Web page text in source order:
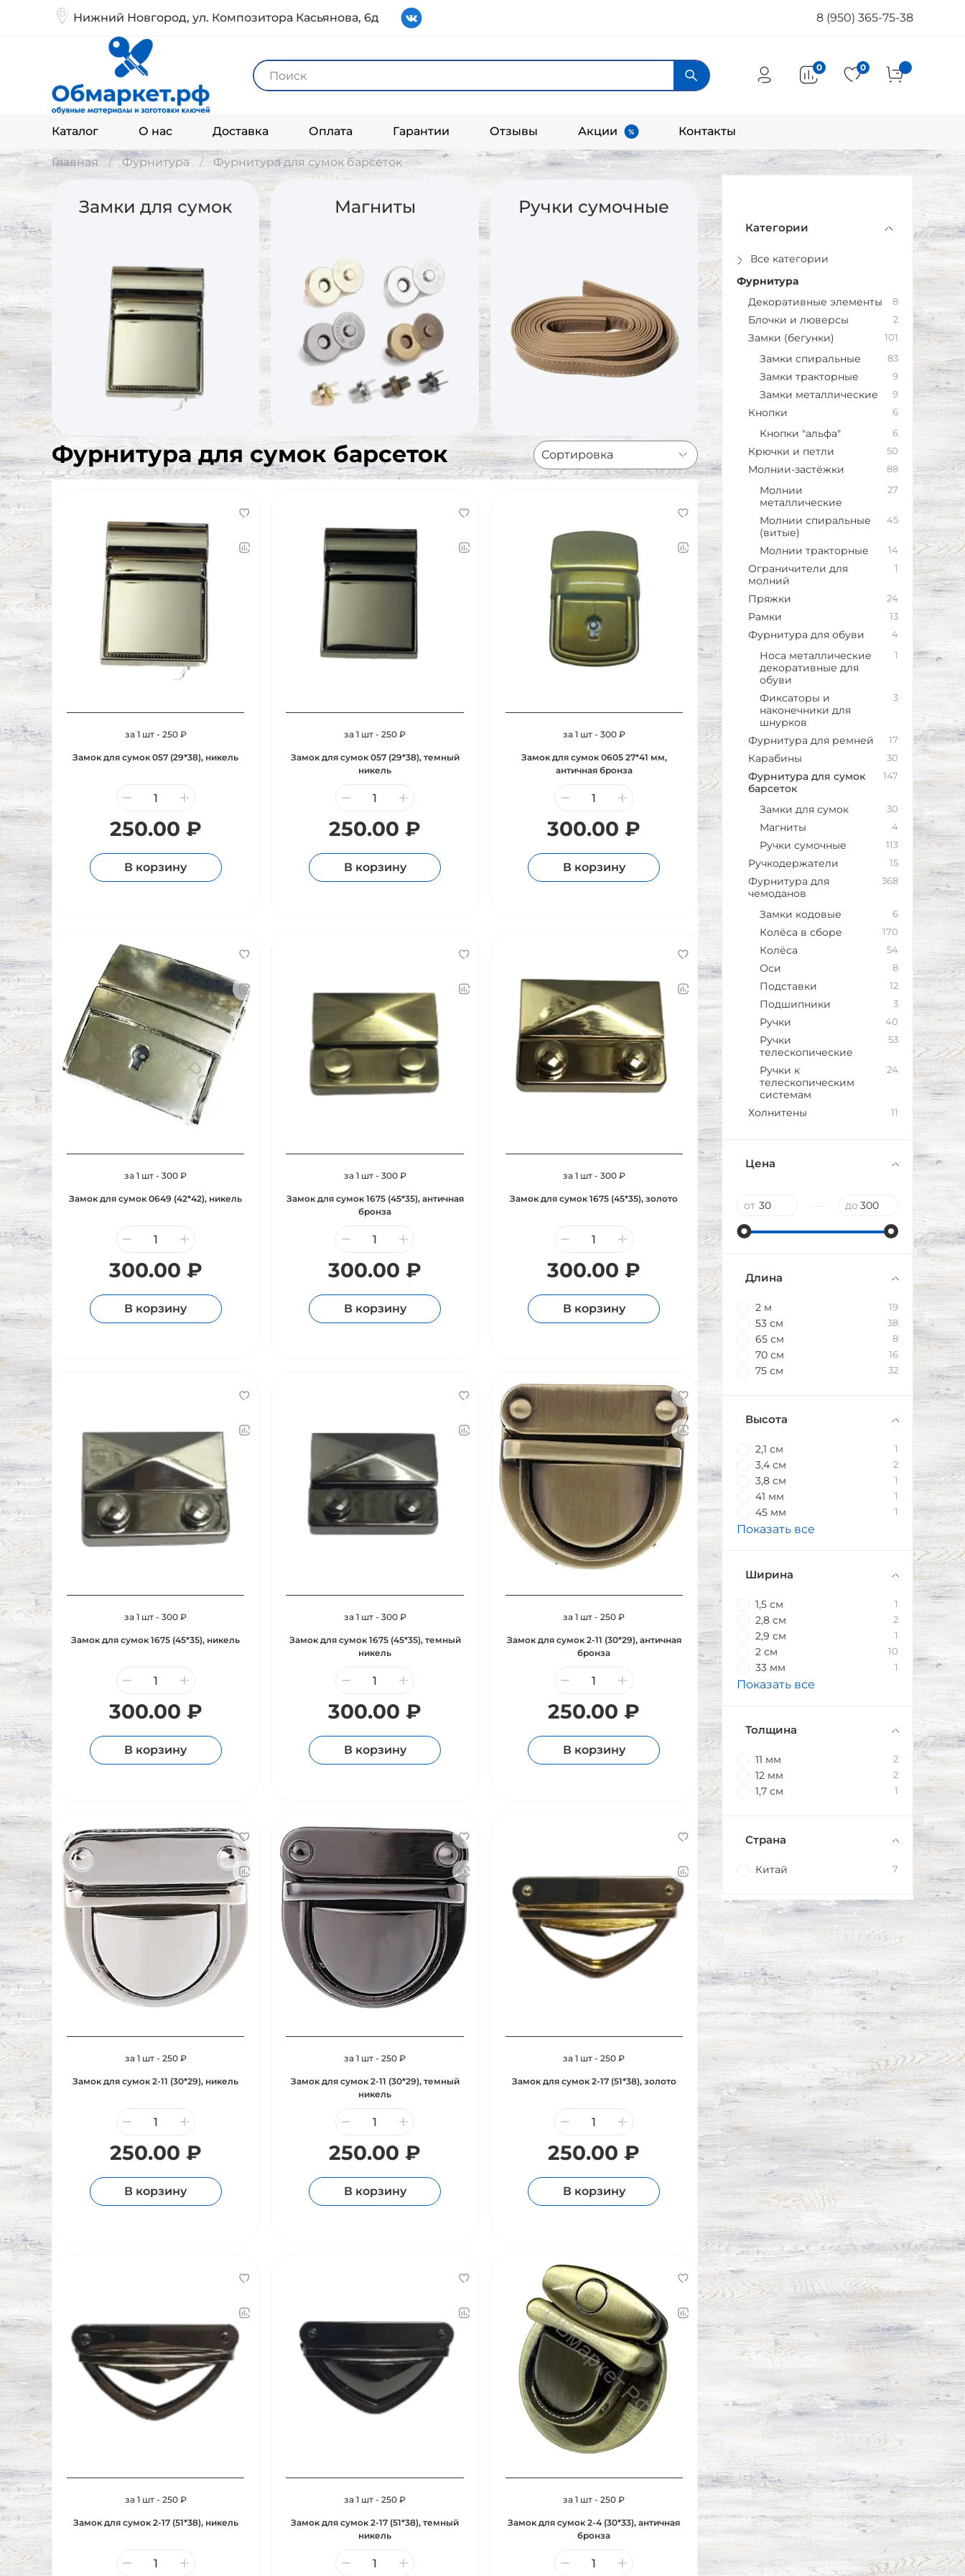
Нижний Новгород, ул. Композитора Касьянова, 6д 8 (950) 365-75-38
Каталог О нас Доставка Оплата Гарантии Отзывы Акции Контакты
0 0
Главная Фурнитура Фурнитура для сумок барсеток
Замки для сумок Магниты Ручки сумочные
Фурнитура для сумок барсеток
за 1 шт - 250 ₽
Замок для сумок 057 (29*38), никель
250.00 ₽
В корзину
за 1 шт - 250 ₽
Замок для сумок 057 (29*38), темный
никель
250.00 ₽
В корзину
за 1 шт - 300 ₽
Замок для сумок 0605 27*41 мм,
античная бронза
300.00 ₽
В корзину
за 1 шт - 300 ₽
Замок для сумок 0649 (42*42), никель
300.00 ₽
В корзину
за 1 шт - 300 ₽
Замок для сумок 1675 (45*35), античная
бронза
300.00 ₽
В корзину
за 1 шт - 300 ₽
Замок для сумок 1675 (45*35), золото
300.00 ₽
В корзину
за 1 шт - 300 ₽
Замок для сумок 1675 (45*35), никель
300.00 ₽
В корзину
за 1 шт - 300 ₽
Замок для сумок 1675 (45*35), темный
никель
300.00 ₽
В корзину
за 1 шт - 250 ₽
Замок для сумок 2-11 (30*29), античная
бронза
250.00 ₽
В корзину
за 1 шт - 250 ₽
Замок для сумок 2-11 (30*29), никель
250.00 ₽
В корзину
за 1 шт - 250 ₽
Замок для сумок 2-11 (30*29), темный
никель
250.00 ₽
В корзину
за 1 шт - 250 ₽
Замок для сумок 2-17 (51*38), золото
250.00 ₽
В корзину
за 1 шт - 250 ₽
Замок для сумок 2-17 (51*38), никель
за 1 шт - 250 ₽
Замок для сумок 2-17 (51*38), темный
никель
за 1 шт - 250 ₽
Замок для сумок 2-4 (30*33), античная
бронза
Категории
Все категории
Фурнитура
Декоративные элементы
8
Блочки и люверсы 2
Замки (бегунки) 101
Замки спиральные 83
Замки тракторные 9
Замки металлические 9
Кнопки 6
Кнопки "альфа" 6
Крючки и петли 50
Молнии-застёжки 88
Молнии
металлические
27
Молнии спиральные
(витые)
45
Молнии тракторные 14
Ограничители для
молний
1
Пряжки 24
Рамки 13
Фурнитура для обуви 4
Носа металлические
декоративные для
обуви
1
Фиксаторы и
наконечники для
шнурков
3
Фурнитура для ремней 17
Карабины 30
Фурнитура для сумок
барсеток
147
Замки для сумок 30
Магниты 4
Ручки сумочные 113
Ручкодержатели 15
Фурнитура для
чемоданов
368
Замки кодовые 6
Колёса в сборе 170
Колёса 54
Оси 8
Подставки 12
Подшипники 3
Ручки 40
Ручки
телескопические
53
Ручки к
телескопическим
системам
24
Холнитены 11
Цена
от до
Длина
2 м 19
53 см 38
65 см 8
70 см 16
75 см 32
Высота
2,1 см 1
3,4 см 2
3,8 см 1
41 мм 1
45 мм 1
Показать все
Ширина
1,5 см 1
2,8 см 2
2,9 см 1
2 см 10
33 мм 1
Показать все
Толщина
11 мм 2
12 мм 2
1,7 см 1
Страна
Китай 7